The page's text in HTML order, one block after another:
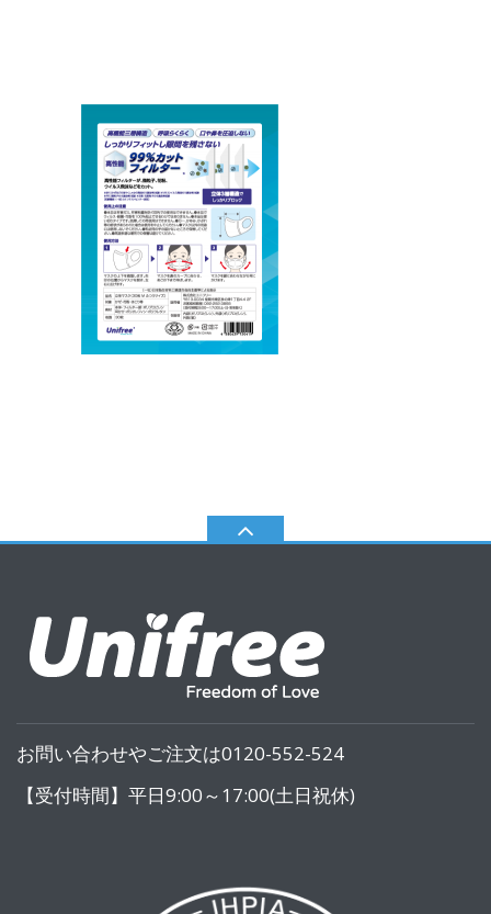
お問い合わせやご注文は0120-552-524
【受付時間】平日9:00～17:00(土日祝休)